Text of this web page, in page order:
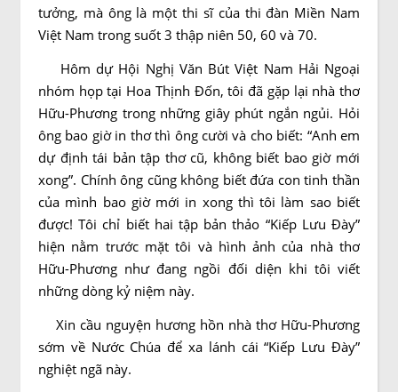
tưởng, mà ông là một thi sĩ của thi đàn Miền Nam
Việt Nam trong suốt 3 thập niên 50, 60 và 70.
Hôm dự Hội Nghị Văn Bút Việt Nam Hải Ngoại
nhóm họp tại Hoa Thịnh Ðốn, tôi đã gặp lại nhà thơ
Hữu-Phương trong những giây phút ngắn ngủi. Hỏi
ông bao giờ in thơ thì ông cười và cho biết: “Anh em
dự định tái bản tập thơ cũ, không biết bao giờ mới
xong”. Chính ông cũng không biết đứa con tinh thần
của mình bao giờ mới in xong thì tôi làm sao biết
được! Tôi chỉ biết hai tập bản thảo “Kiếp Lưu Ðày”
hiện nằm trước mặt tôi và hình ảnh của nhà thơ
Hữu-Phương như đang ngồi đối diện khi tôi viết
những dòng kỷ niệm này.
Xin cầu nguyện hương hồn nhà thơ Hữu-Phương
sớm về Nước Chúa để xa lánh cái “Kiếp Lưu Ðày”
nghiệt ngã này.